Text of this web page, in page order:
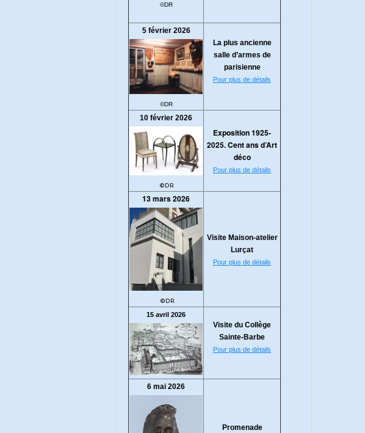
©DR
5 février 2026
©DR
La plus ancienne
salle d’armes de
parisienne
Pour plus de détails
10 février 2026
©DR
Exposition 1925-
2025. Cent ans d’Art
déco
Pour plus de détails
13 mars 2026
©DR
Visite Maison-atelier
Lurçat
Pour plus de détails
15 avril 2026
Visite du Collège
Sainte-Barbe
Pour plus de détails
6 mai 2026
Promenade